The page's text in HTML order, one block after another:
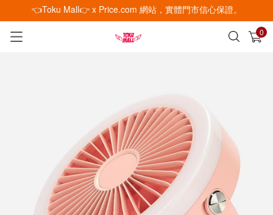
👈Toku Mall👉 x Price.com 網站，實體門市信心保證。
0
已加入購物車 查看